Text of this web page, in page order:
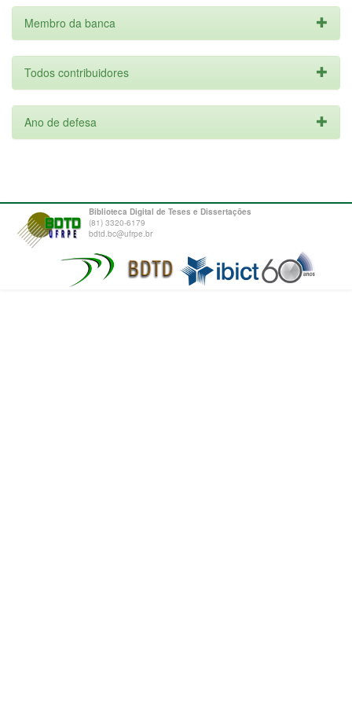
Membro da banca
Todos contribuidores
Ano de defesa
Biblioteca Digital de Teses e Dissertações
(81) 3320-6179
bdtd.bc@ufrpe.br